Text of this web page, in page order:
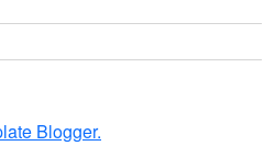
Blogger.